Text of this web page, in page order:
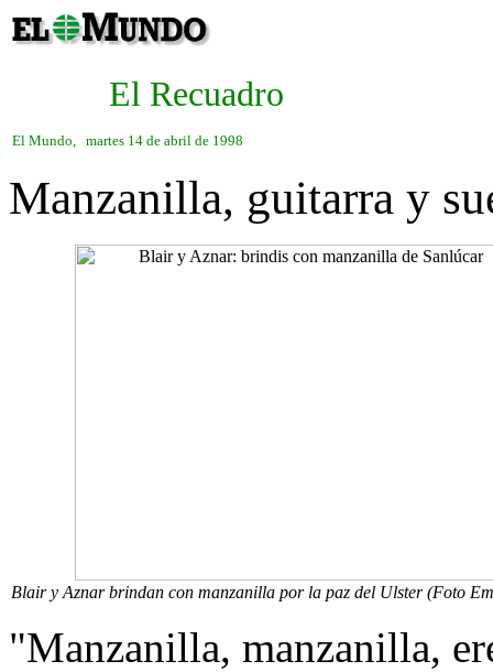
El Recuadro
El Mundo, martes 14 de abril de 1998
Manzanilla, guitarra y
Blair y Aznar brindan con manzanilla por la paz del Ulster (Foto
"Manzanilla, manzanilla,